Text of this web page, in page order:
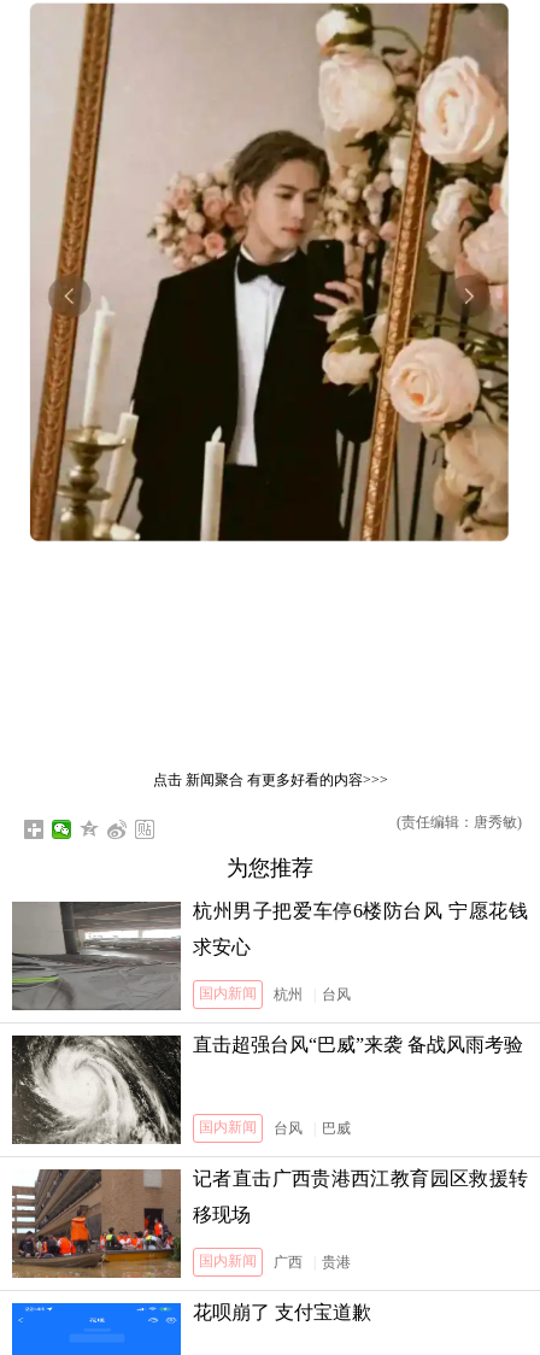
点击 新闻聚合有更多好看的内容>>>
(责任编辑：唐秀敏)
为您推荐
杭州男子把爱车停6楼防台风 宁愿花钱
求安心
国内新闻 杭州 台风
直击超强台风“巴威”来袭 备战风雨考验
国内新闻 台风 巴威
记者直击广西贵港西江教育园区救援转
移现场
国内新闻 广西 贵港
花呗崩了 支付宝道歉